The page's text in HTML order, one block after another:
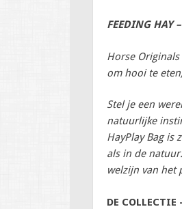
FEEDING HAY
Horse
om hooi te
Stel je een
natuurlijke
HayPlay Bag
als in de
welzijn van het
DE COLLECTIE